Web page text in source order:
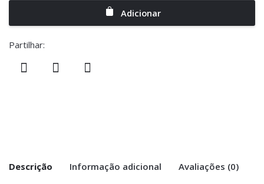
Adicionar
Partilhar:
Descrição Informação adicional Avaliações (0)